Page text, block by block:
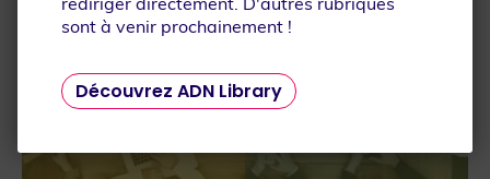
sont à venir prochainement !
Découvrez ADN Library
Que recherchez-vous ?